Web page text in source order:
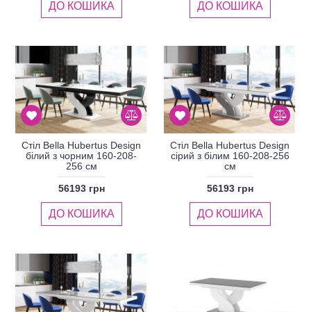
ДО КОШИКА ДО КОШИКА
Стіл Bella Hubertus Design
білий з чорним 160-208-
256 см
56193 грн
ДО КОШИКА
Стіл Bella Hubertus Design
сірий з білим 160-208-256
см
56193 грн
ДО КОШИКА